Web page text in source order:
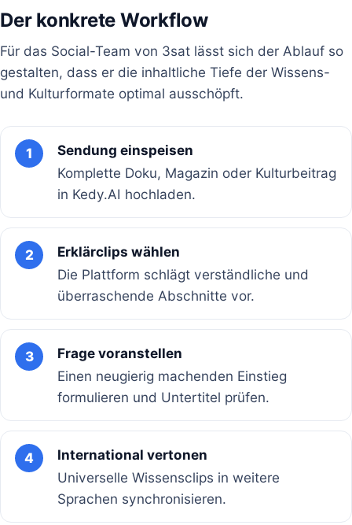
Der konkrete Workflow
Für das Social-Team von 3sat lässt sich der Ablauf so
gestalten, dass er die inhaltliche Tiefe der Wissens-
und Kulturformate optimal ausschöpft.
1
Sendung einspeisen
Komplette Doku, Magazin oder Kulturbeitrag
in Kedy.AI hochladen.
2
Erklärclips wählen
Die Plattform schlägt verständliche und
überraschende Abschnitte vor.
3
Frage voranstellen
Einen neugierig machenden Einstieg
formulieren und Untertitel prüfen.
4
International vertonen
Universelle Wissensclips in weitere
Sprachen synchronisieren.